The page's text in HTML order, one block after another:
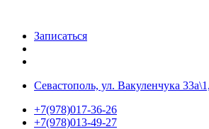
Записаться
Севастополь, ул. Вакуленчука
+7(978)017-36-26
+7(978)013-49-27